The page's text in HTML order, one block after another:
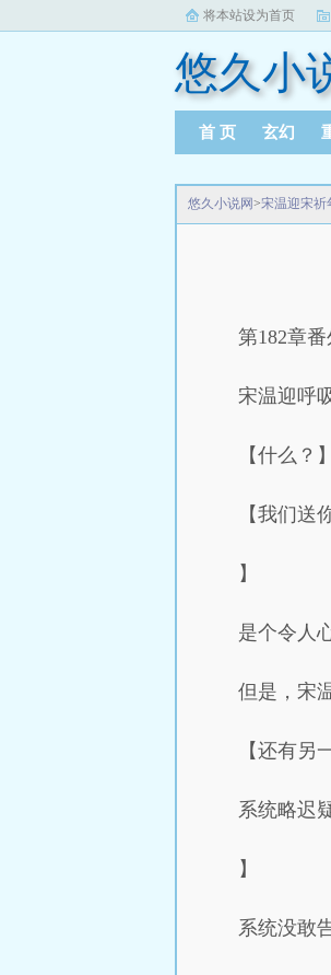
将本站设为首页
悠久小
首 页 玄幻
悠久小说网>宋温迎宋祈
第182章
宋温迎呼
【什么？】
【我们送
】
是个令人
但是，宋
【还有另
系统略迟
】
系统没敢